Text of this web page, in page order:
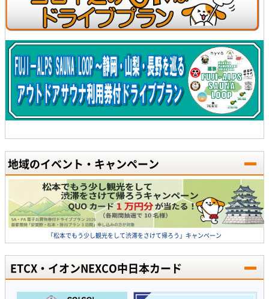
地域のイベント・キャンペーン
「松本でもう少し観光をして渋滞をさけて帰ろう」キャンペーン
ETCX・イオンNEXCO中日本カード